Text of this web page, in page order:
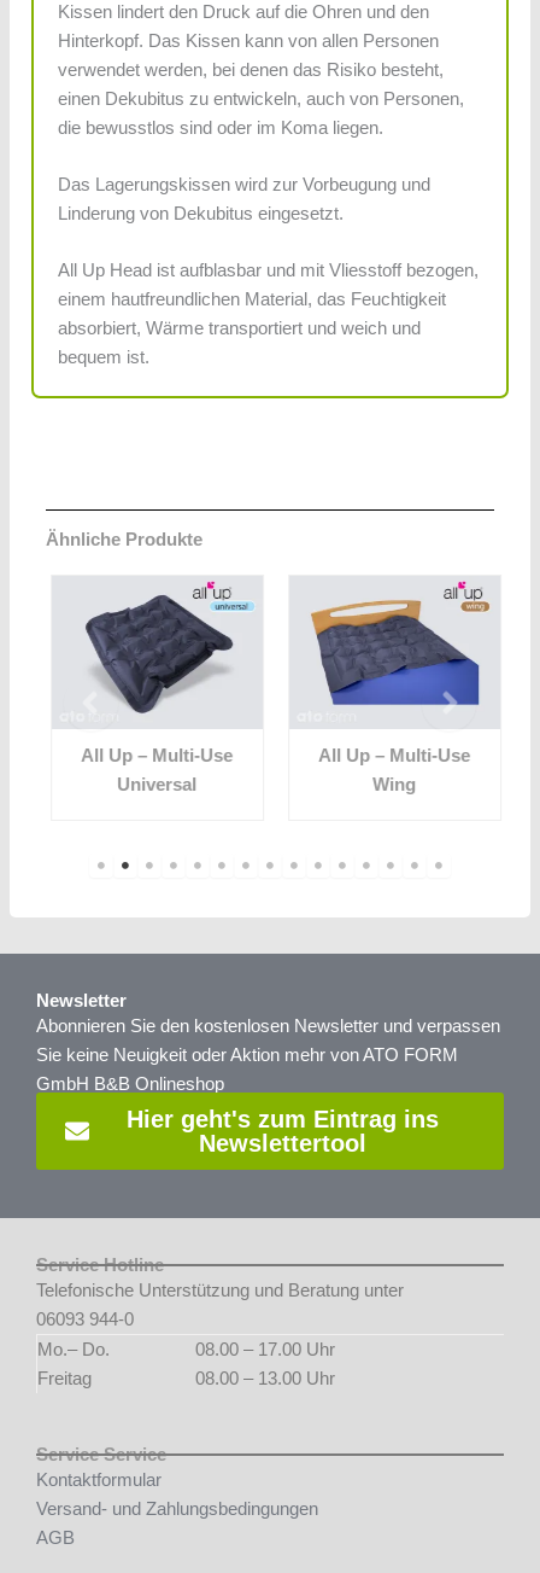
Kissen lindert den Druck auf die Ohren und den
Hinterkopf. Das Kissen kann von allen Personen
verwendet werden, bei denen das Risiko besteht,
einen Dekubitus zu entwickeln, auch von Personen,
die bewusstlos sind oder im Koma liegen.
Das Lagerungskissen wird zur Vorbeugung und
Linderung von Dekubitus eingesetzt.
All Up Head ist aufblasbar und mit Vliesstoff bezogen,
einem hautfreundlichen Material, das Feuchtigkeit
absorbiert, Wärme transportiert und weich und
bequem ist.
Ähnliche Produkte
All Up – Multi-Use
Universal
All Up – Multi-Use
Wing
Newsletter
Abonnieren Sie den kostenlosen Newsletter und verpassen
Sie keine Neuigkeit oder Aktion mehr von ATO FORM
GmbH B&B Onlineshop
Hier geht's zum Eintrag ins
Newslettertool
Service Hotline
Telefonische Unterstützung und Beratung unter
06093 944-0
Mo.– Do.
08.00 – 17.00 Uhr
Freitag
08.00 – 13.00 Uhr
Service Service
Kontaktformular
Versand- und Zahlungsbedingungen
AGB